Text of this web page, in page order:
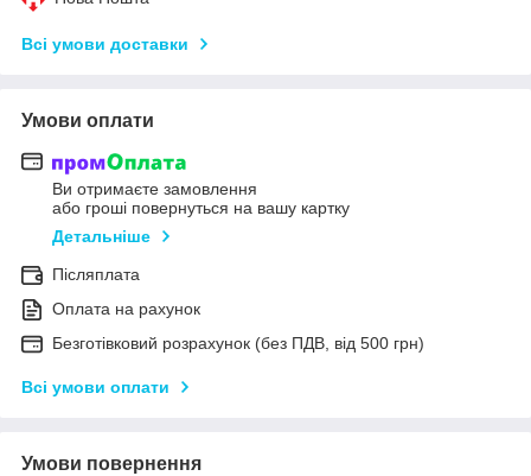
Всі умови доставки
Умови оплати
Ви отримаєте замовлення
або гроші повернуться на вашу картку
Детальніше
Післяплата
Оплата на рахунок
Безготівковий розрахунок (без ПДВ, від 500 грн)
Всі умови оплати
Умови повернення